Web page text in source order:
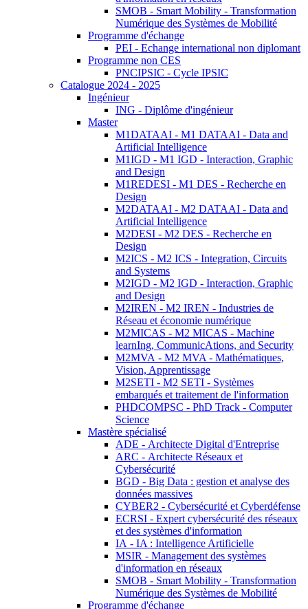
SMOB - Smart Mobility - Transformation
Numérique des Systèmes de Mobilité
Programme d'échange
PEI - Echange international non diplomant
Programme non CES
PNCIPSIC - Cycle IPSIC
Catalogue 2024 - 2025
Ingénieur
ING - Diplôme d'ingénieur
Master
M1DATAAI - M1 DATAAI - Data and
Artificial Intelligence
M1IGD - M1 IGD - Interaction, Graphic
and Design
M1REDESI - M1 DES - Recherche en
Design
M2DATAAI - M2 DATAAI - Data and
Artificial Intelligence
M2DESI - M2 DES - Recherche en
Design
M2ICS - M2 ICS - Integration, Circuits
and Systems
M2IGD - M2 IGD - Interaction, Graphic
and Design
M2IREN - M2 IREN - Industries de
Réseau et économie numérique
M2MICAS - M2 MICAS - Machine
learnIng, CommunicAtions, and Security
M2MVA - M2 MVA - Mathématiques,
Vision, Apprentissage
M2SETI - M2 SETI - Systèmes
embarqués et traitement de l'information
PHDCOMPSC - PhD Track - Computer
Science
Mastère spécialisé
ADE - Architecte Digital d'Entreprise
ARC - Architecte Réseaux et
Cybersécurité
BGD - Big Data : gestion et analyse des
données massives
CYBER2 - Cybersécurité et Cyberdéfense
ECRSI - Expert cybersécurité des réseaux
et des systèmes d'information
IA - IA : Intelligence Artificielle
MSIR - Management des systèmes
d'information en réseaux
SMOB - Smart Mobility - Transformation
Numérique des Systèmes de Mobilité
Programme d'échange